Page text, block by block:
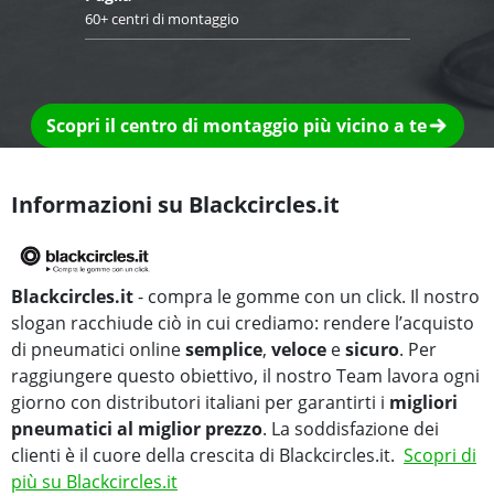
60+ centri di montaggio
Scopri il centro di montaggio più vicino a te
Informazioni su Blackcircles.it
Blackcircles.it- compra le gomme con un click. Il nostro
slogan racchiude ciò in cui crediamo: rendere l’acquisto
di pneumatici onlinesemplice, veloce esicuro. Per
raggiungere questo obiettivo, il nostro Team lavora ogni
giorno con distributori italiani per garantirti i migliori
pneumatici al miglior prezzo. La soddisfazione dei
clienti è il cuore della crescita di Blackcircles.it. Scopri di
più su Blackcircles.it